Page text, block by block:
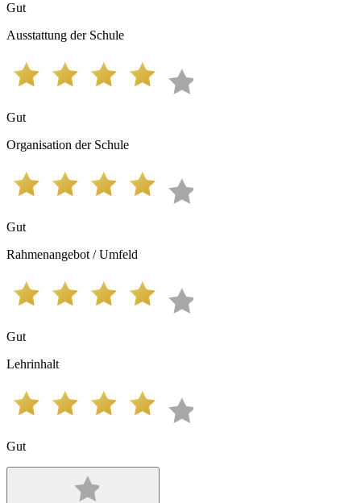
Gut
Ausstattung der Schule
Gut
Organisation der Schule
Gut
Rahmenangebot / Umfeld
Gut
Lehrinhalt
Gut